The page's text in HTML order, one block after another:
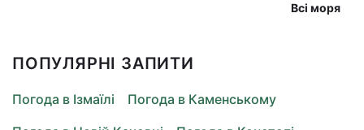
Всі моря
ПОПУЛЯРНІ ЗАПИТИ
Погода в Ізмаїлі
Погода в Каменському